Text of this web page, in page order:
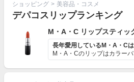
ショッピング > 美容品・コスメ
デパコスリップランキング
M・A・C リップスティッ
長年愛用しているM・A・C